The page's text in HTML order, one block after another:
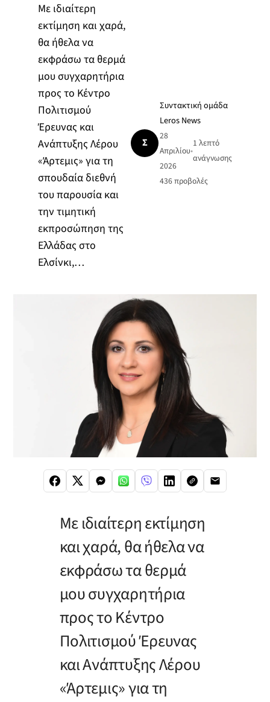
Με ιδιαίτερη
εκτίμηση και χαρά,
θα ήθελα να
εκφράσω τα θερμά
μου συγχαρητήρια
προς το Κέντρο
Πολιτισμού
Έρευνας και
Ανάπτυξης Λέρου
«Άρτεμις» για τη
σπουδαία διεθνή
του παρουσία και
την τιμητική
εκπροσώπηση της
Ελλάδας στο
Ελσίνκι,…
Σ
Συντακτική ομάδα
Leros News
28
Απριλίου
2026
•
1 λεπτό
ανάγνωσης
436προβολές
Με ιδιαίτερη εκτίμηση
και χαρά, θα ήθελα να
εκφράσω τα θερμά
μου συγχαρητήρια
προς το Κέντρο
Πολιτισμού Έρευνας
και Ανάπτυξης Λέρου
«Άρτεμις» για τη